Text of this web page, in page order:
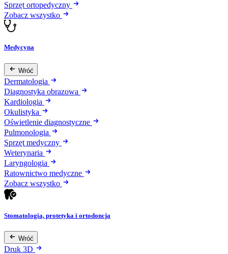
Sprzęt ortopedyczny
Zobacz wszystko
Medycyna
Wróć
Dermatologia
Diagnostyka obrazowa
Kardiologia
Okulistyka
Oświetlenie diagnostyczne
Pulmonologia
Sprzęt medyczny
Weterynaria
Laryngologia
Ratownictwo medyczne
Zobacz wszystko
Stomatologia, protetyka i ortodoncja
Wróć
Druk 3D